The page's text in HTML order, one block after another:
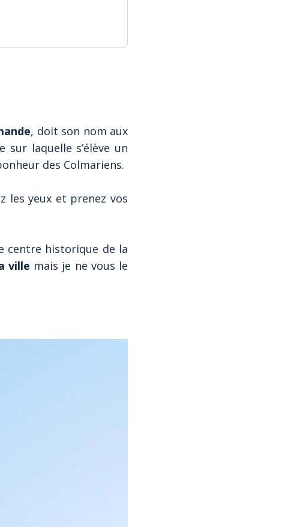
, doit son nom aux
laquelle s’élève un
des Colmariens.
les yeux et prenez vos
centre historique de la
ville mais je ne vous le